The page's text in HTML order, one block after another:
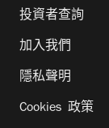
投資者查詢
加入我們
隱私聲明
Cookies 政策